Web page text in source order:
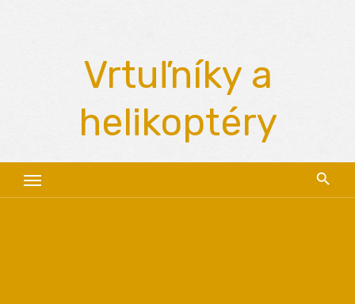
Vrtuľníky a
helikoptéry